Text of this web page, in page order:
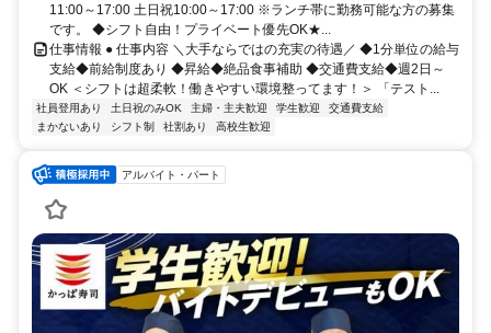
11:00～17:00 土日祝10:00～17:00 ※ランチ帯に勤務可能な方の募集
です。 ◆シフト自由！プライベート優先OK★...
仕事情報 ● 仕事内容 ＼大手ならではの充実の待遇／ ◆1分単位の給与
支給◆前給制度あり ◆昇給◆絶品食事補助 ◆交通費支給◆週2日～
OK ＜シフトは超柔軟！働きやすい環境整ってます！＞ 「テスト...
社員登用あり 土日祝のみOK 主婦・主夫歓迎 学生歓迎
交通費支給
まかないあり
シフト制 社割あり 高校生歓迎
アルバイト・パート